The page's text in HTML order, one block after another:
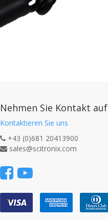
Nehmen Sie Kontakt auf
Kontaktieren Sie uns
+43 (0)681 20413900
sales@scitronix.com